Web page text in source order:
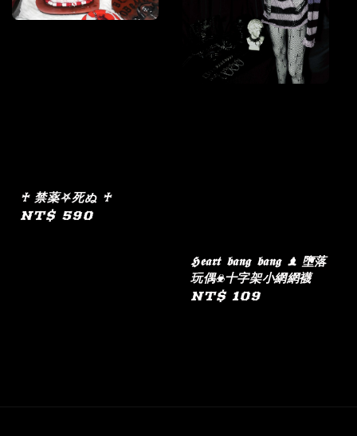
♰ 禁薬⛧死ぬ ♰
Regular
NT$ 590
𝕳𝖊𝖆𝖗𝖙 𝖇𝖆𝖓𝖌 𝖇𝖆𝖓𝖌 ♝ 墮落
玩偶☣︎十字架小網網襪
Regular
NT$ 109